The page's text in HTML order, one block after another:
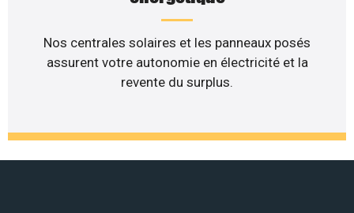
Nos centrales solaires et les panneaux posés
assurent votre autonomie en électricité et la
revente du surplus.